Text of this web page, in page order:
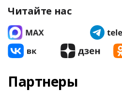
Читайте нас
Партнеры